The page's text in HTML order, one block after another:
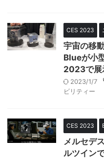
CES 2023
宇宙の移
Blueが小
2023で展
2023/1/7
ビリティー
CES 2023
メルセデ
ルツイン